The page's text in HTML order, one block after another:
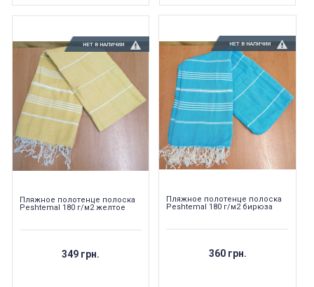
НЕТ В НАЛИЧИИ
Пляжное полотенце полоска
Peshtemal 180 г/м2 желтое
349 грн.
НЕТ В НАЛИЧИИ
Пляжное полотенце полоска
Peshtemal 180 г/м2 бирюза
360 грн.